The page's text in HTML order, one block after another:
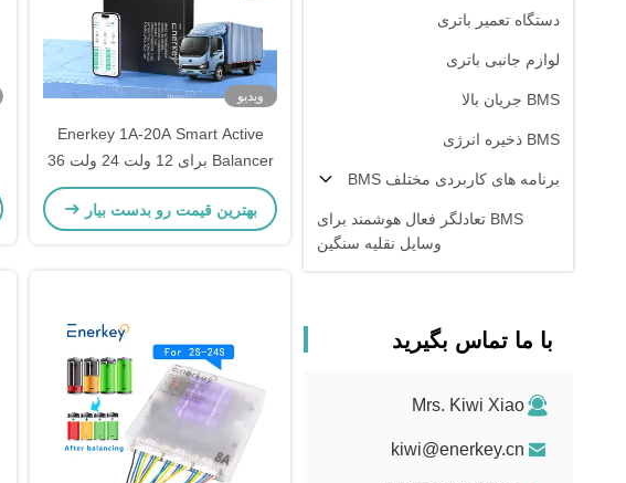
دستگاه تعمیر باتری
لوازم جانبی باتری
BMS جریان بالا
BMS ذخیره انرژی
برنامه های کاربردی مختلف BMS
BMS تعادلگر فعال هوشمند برای
وسایل نقلیه سنگین
با ما تماس بگیرید
Mrs. Kiwi Xiao
kiwi@enerkey.cn
ویدیو
Enerkey 1A-20A Smart Active
Balancer برای 12 ولت 24 ولت 36
ولت 48 ولت 60 ولت 72 ولت 3
ولت 4 ولت 7 ولت 8 ولت 13 ولت بهترین قیمت رو بدست بیار